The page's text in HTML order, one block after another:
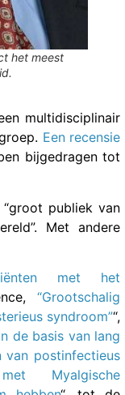
het meest
multidisciplinair
Een recensie
bijgedragen tot
publiek van
Met andere
met het
“Grootschalig
syndroom”“,
de basis van lang
van postinfectieus
Myalgische